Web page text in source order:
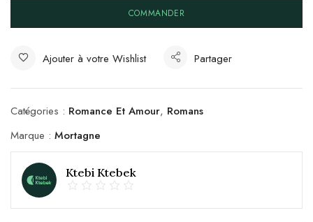
COMMANDER
Ajouter à votre Wishlist Partager
Catégories : Romance Et Amour, Romans
Marque : Mortagne
Ktebi Ktebek